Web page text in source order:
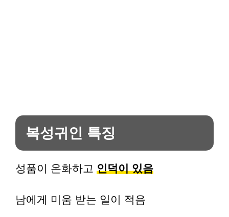
복성귀인 특징
성품이 온화하고 인덕이 있음
남에게 미움 받는 일이 적음